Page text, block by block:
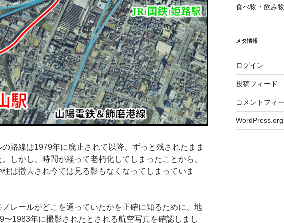
路線は1979年に廃止されて以降、ずっと残されたまま
しかし、時間が経って老朽化してしまったことから、
は撤去され今では見る影もなくなってしまっていま
ノレールがどこを通っていたかを正確に知るために、地
〜1983年に撮影されたとされる航空写真を確認しまし
食べ物・飲み物
メタ情報
ログイン
投稿フィード
コメントフィ
WordPress.org